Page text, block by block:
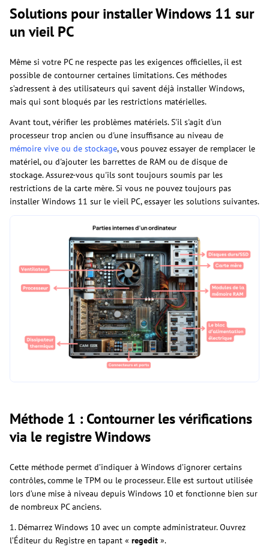
Solutions pour installer Windows 11 sur
un vieil PC
Même si votre PC ne respecte pas les exigences officielles, il est
possible de contourner certaines limitations. Ces méthodes
s’adressent à des utilisateurs qui savent déjà installer Windows,
mais qui sont bloqués par les restrictions matérielles.
Avant tout, vérifier les problèmes matériels. S'il s'agit d'un
processeur trop ancien ou d'une insuffisance au niveau de
mémoire vive ou de stockage, vous pouvez essayer de remplacer le
matériel, ou d'ajouter les barrettes de RAM ou de disque de
stockage. Assurez-vous qu'ils sont toujours soumis par les
restrictions de la carte mère. Si vous ne pouvez toujours pas
installer Windows 11 sur le vieil PC, essayer les solutions suivantes.
Méthode 1 : Contourner les vérifications
via le registre Windows
Cette méthode permet d’indiquer à Windows d’ignorer certains
contrôles, comme le TPM ou le processeur. Elle est surtout utilisée
lors d’une mise à niveau depuis Windows 10 et fonctionne bien sur
de nombreux PC anciens.
1. Démarrez Windows 10 avec un compte administrateur. Ouvrez
l’Éditeur du Registre en tapant « regedit ».